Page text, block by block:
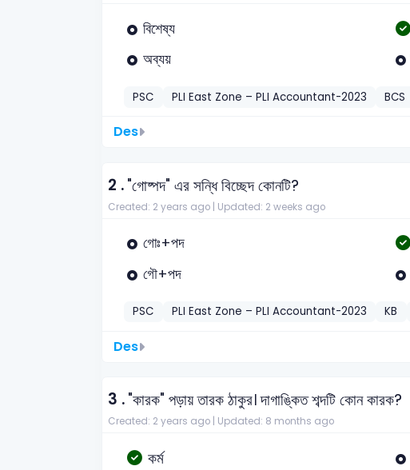
বিশেষ্য
অব্যয়
PSC PLI East Zone – PLI Accountant-2023 BCS
Des
2 ."গোষ্পদ" এর সন্ধি বিচ্ছেদ কোনটি?
Created: 2 years ago | Updated: 2 weeks ago
গোঃ+পদ
গৌ+পদ
PSC PLI East Zone – PLI Accountant-2023 KB
Des
3 ."কারক" পড়ায় তারক ঠাকুর। দাগাঙ্কিত শব্দটি কোন কারক?
Created: 2 years ago | Updated: 8 months ago
কর্ম